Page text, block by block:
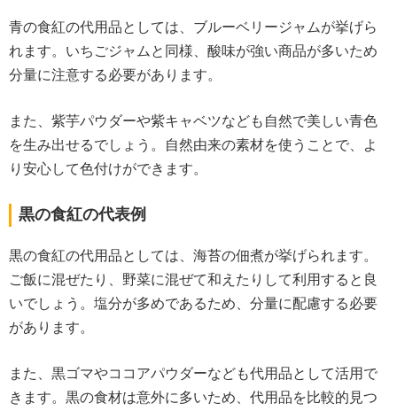
青の食紅の代用品としては、ブルーベリージャムが挙げら
れます。いちごジャムと同様、酸味が強い商品が多いため
分量に注意する必要があります。
また、紫芋パウダーや紫キャベツなども自然で美しい青色
を生み出せるでしょう。自然由来の素材を使うことで、よ
り安心して色付けができます。
黒の食紅の代表例
黒の食紅の代用品としては、海苔の佃煮が挙げられます。
ご飯に混ぜたり、野菜に混ぜて和えたりして利用すると良
いでしょう。塩分が多めであるため、分量に配慮する必要
があります。
また、黒ゴマやココアパウダーなども代用品として活用で
きます。黒の食材は意外に多いため、代用品を比較的見つ